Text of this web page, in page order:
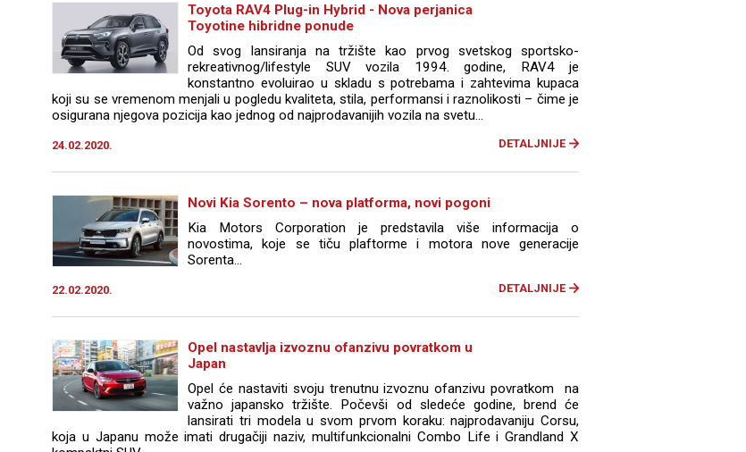
Toyota RAV4 Plug-in Hybrid - Nova perjanica
Toyotine hibridne ponude
Od svog lansiranja na tržište kao prvog svetskog sportsko-
rekreativnog/lifestyle SUV vozila 1994. godine, RAV4 je
konstantno evoluirao u skladu s potrebama i zahtevima kupaca
koji su se vremenom menjali u pogledu kvaliteta, stila, performansi i raznolikosti – čime je
osigurana njegova pozicija kao jednog od najprodavanijih vozila na svetu...
24.02.2020. DETALJNIJE
Novi Kia Sorento – nova platforma, novi pogoni
Kia Motors Corporation je predstavila više informacija o
novostima, koje se tiču plaftorme i motora nove generacije
Sorenta...
22.02.2020. DETALJNIJE
Opel nastavlja izvoznu ofanzivu povratkom u
Japan
Opel će nastaviti svoju trenutnu izvoznu ofanzivu povratkom na
važno japansko tržište. Počevši od sledeće godine, brend će
lansirati tri modela u svom prvom koraku: najprodavaniju Corsu,
koja u Japanu može imati drugačiji naziv, multifunkcionalni Combo Life i Grandland X